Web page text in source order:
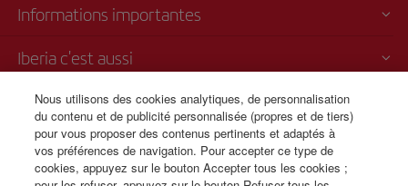
Informations importantes
Iberia c'est aussi
Transparence
Vente par téléphone
+33 0 170 911 465
Nous utilisons des cookies analytiques, de personnalisation
du contenu et de publicité personnalisée (propres et de tiers)
pour vous proposer des contenus pertinents et adaptés à
vos préférences de navigation. Pour accepter ce type de
cookies, appuyez sur le bouton Accepter tous les cookies ;